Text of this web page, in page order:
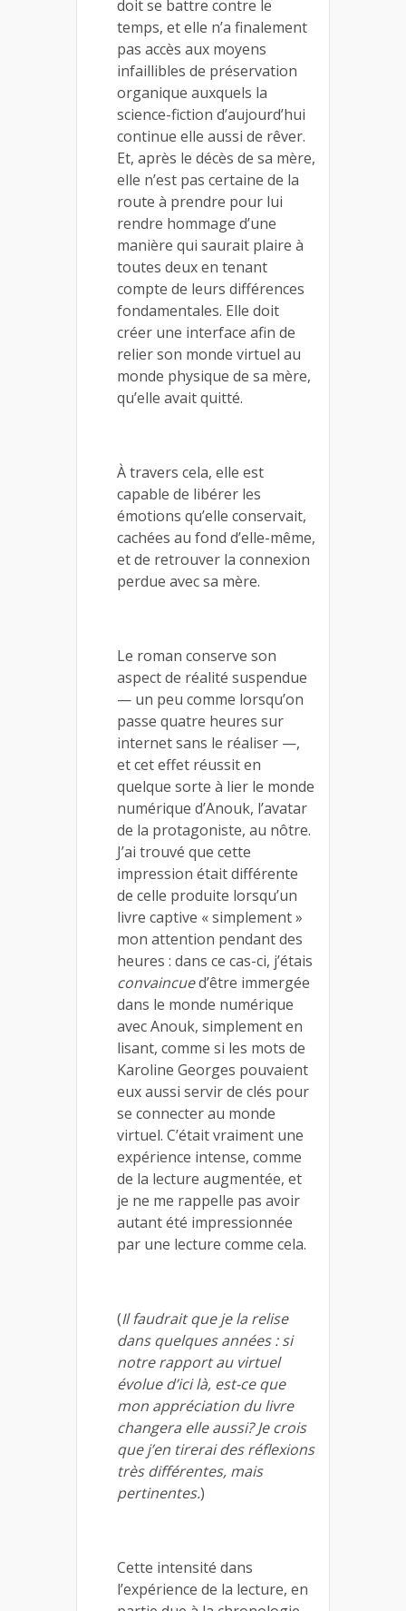
doit se battre contre le
temps, et elle n’a finalement
pas accès aux moyens
infaillibles de préservation
organique auxquels la
science-fiction d’aujourd’hui
continue elle aussi de rêver.
Et, après le décès de sa mère,
elle n’est pas certaine de la
route à prendre pour lui
rendre hommage d’une
manière qui saurait plaire à
toutes deux en tenant
compte de leurs différences
fondamentales. Elle doit
créer une interface afin de
relier son monde virtuel au
monde physique de sa mère,
qu’elle avait quitté.
À travers cela, elle est
capable de libérer les
émotions qu’elle conservait,
cachées au fond d’elle-même,
et de retrouver la connexion
perdue avec sa mère.
Le roman conserve son
aspect de réalité suspendue
— un peu comme lorsqu’on
passe quatre heures sur
internet sans le réaliser —,
et cet effet réussit en
quelque sorte à lier le monde
numérique d’Anouk, l’avatar
de la protagoniste, au nôtre.
J’ai trouvé que cette
impression était différente
de celle produite lorsqu’un
livre captive « simplement »
mon attention pendant des
heures : dans ce cas-ci, j’étais
convaincued’être immergée
dans le monde numérique
avec Anouk, simplement en
lisant, comme si les mots de
Karoline Georges pouvaient
eux aussi servir de clés pour
se connecter au monde
virtuel. C’était vraiment une
expérience intense, comme
de la lecture augmentée, et
je ne me rappelle pas avoir
autant été impressionnée
par une lecture comme cela.
(Il faudrait que je la relise
dans quelques années : si
notre rapport au virtuel
évolue d’ici là, est-ce que
mon appréciation du livre
changera elle aussi? Je crois
que j’en tirerai des réflexions
très différentes, mais
pertinentes.)
Cette intensité dans
l’expérience de la lecture, en